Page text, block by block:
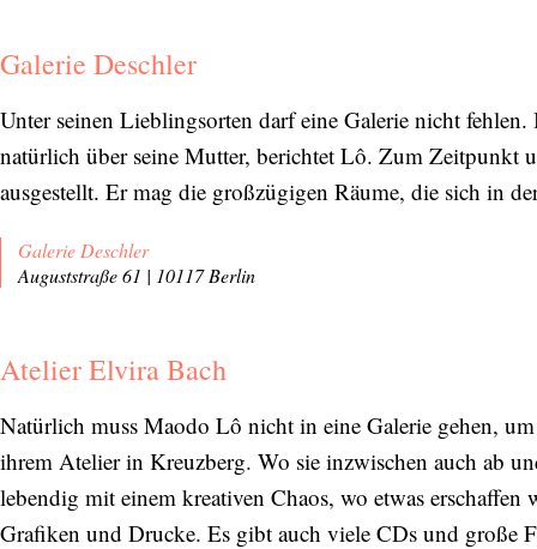
Galerie Deschler
Unter seinen Lieblingsorten darf eine Galerie nicht
natürlich über seine Mutter, berichtet Lô. Zum Zeitpunkt
ausgestellt. Er mag die großzügigen Räume, die sich in
Galerie Deschler
Auguststraße 61 | 10117 Berlin
Atelier Elvira Bach
Natürlich muss Maodo Lô nicht in eine Galerie gehen,
ihrem Atelier in Kreuzberg. Wo sie inzwischen auch ab
lebendig mit einem kreativen Chaos, wo etwas
Grafiken und Drucke. Es gibt auch viele CDs und große